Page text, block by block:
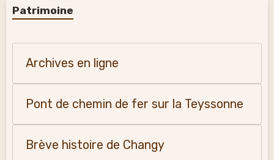
Patrimoine
Archives en ligne
Pont de chemin de fer sur la Teyssonne
Brève histoire de Changy